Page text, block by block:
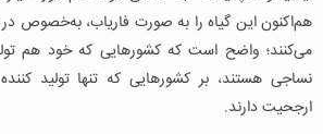
هم‌اکنون این گیاه را به صورت فاریاب، به‌خصوص
می‌کنند؛ واضح است که کشورهایی که خود هم
نساجی هستند، بر کشورهایی که تنها تولید
ارجحیت دارند.